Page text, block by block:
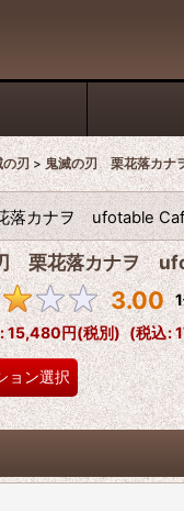
の刃 > 鬼滅の刃 栗花落カ
落カナヲ ufotable
栗花落カナヲ
3.00 1
:15,480円(税別) (税込:
ョン選択